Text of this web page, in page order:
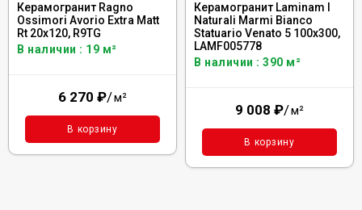
Керамогранит Ragno
Ossimori Avorio Extra Matt
Rt 20x120, R9TG
В наличии : 19 м²
6 270 ₽/м²
В корзину
Керамогранит Laminam I
Naturali Marmi Bianco
Statuario Venato 5 100x300,
LAMF005778
В наличии : 390 м²
9 008 ₽/м²
В корзину